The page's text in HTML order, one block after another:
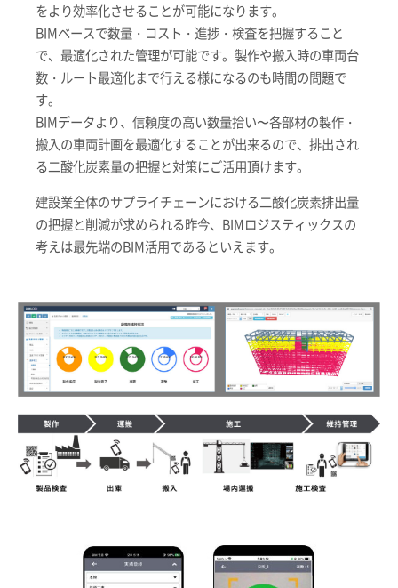
をより効率化させることが可能になります。
BIMベースで数量・コスト・進捗・検査を把握すること
で、最適化された管理が可能です。製作や搬入時の車両台
数・ルート最適化まで行える様になるのも時間の問題で
す。
BIMデータより、信頼度の高い数量拾い〜各部材の製作・
搬入の車両計画を最適化することが出来るので、排出され
る二酸化炭素量の把握と対策にご活用頂けます。
建設業全体のサプライチェーンにおける二酸化炭素排出量
の把握と削減が求められる昨今、BIMロジスティックスの
考えは最先端のBIM活用であるといえます。